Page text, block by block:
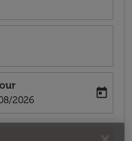
return-date-aria-label
2026
today